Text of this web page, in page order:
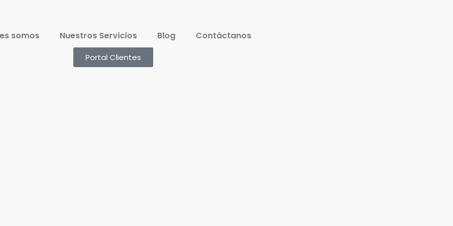
somos Nuestros Servicios Blog Contáctanos
Portal Clientes